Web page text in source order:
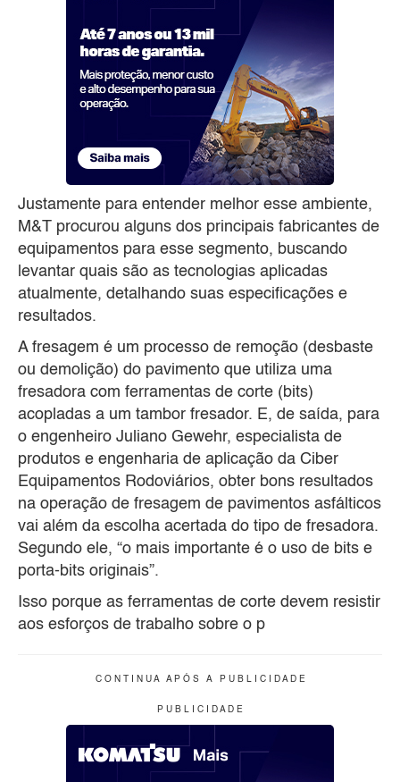
Justamente para entender melhor esse ambiente,
M&T procurou alguns dos principais fabricantes de
equipamentos para esse segmento, buscando
levantar quais são as tecnologias aplicadas
atualmente, detalhando suas especificações e
resultados.
A fresagem é um processo de remoção (desbaste
ou demolição) do pavimento que utiliza uma
fresadora com ferramentas de corte (bits)
acopladas a um tambor fresador. E, de saída, para
o engenheiro Juliano Gewehr, especialista de
produtos e engenharia de aplicação da Ciber
Equipamentos Rodoviários, obter bons resultados
na operação de fresagem de pavimentos asfálticos
vai além da escolha acertada do tipo de fresadora.
Segundo ele, “o mais importante é o uso de bits e
porta-bits originais”.
Isso porque as ferramentas de corte devem resistir
aos esforços de trabalho sobre o p
C O N T I N U A A P Ó S A P U B L I C I D A D E
P U B L I C I D A D E